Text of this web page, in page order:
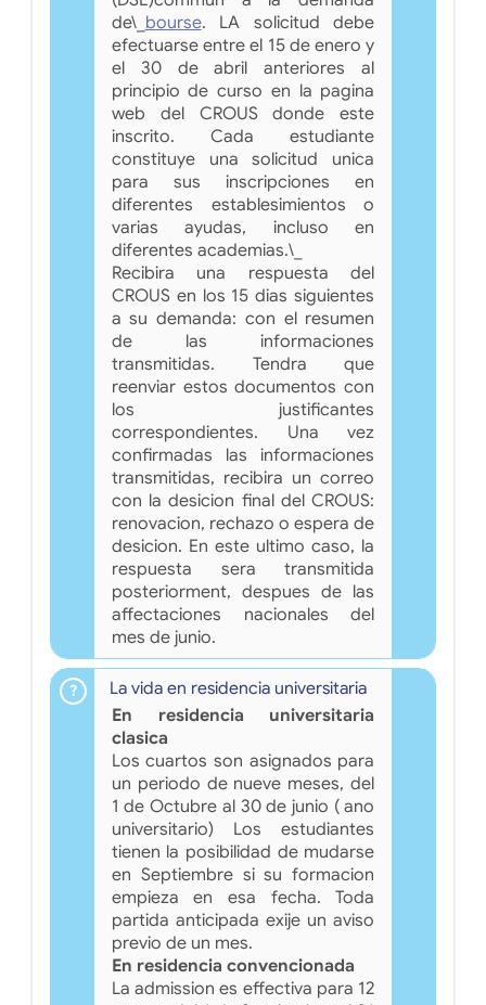
de\_ bourse. LA solicitud debe
efectuarse entre el 15 de enero y
el 30 de abril anteriores al
principio de curso en la pagina
web del CROUS donde este
inscrito. Cada estudiante
constituye una solicitud unica
para sus inscripciones en
diferentes establesimientos o
varias ayudas, incluso en
diferentes academias.\_
Recibira una respuesta del
CROUS en los 15 dias siguientes
a su demanda: con el resumen
de las informaciones
transmitidas. Tendra que
reenviar estos documentos con
los justificantes
correspondientes. Una vez
confirmadas las informaciones
transmitidas, recibira un correo
con la desicion final del CROUS:
renovacion, rechazo o espera de
desicion. En este ultimo caso, la
respuesta sera transmitida
posteriorment, despues de las
affectaciones nacionales del
mes de junio.
La vida en residencia universitaria
En residencia universitaria
clasica
Los cuartos son asignados para
un periodo de nueve meses, del
1 de Octubre al 30 de junio ( ano
universitario) Los estudiantes
tienen la posibilidad de mudarse
en Septiembre si su formacion
empieza en esa fecha. Toda
partida anticipada exije un aviso
previo de un mes.
En residencia convencionada
La admission es effectiva para 12